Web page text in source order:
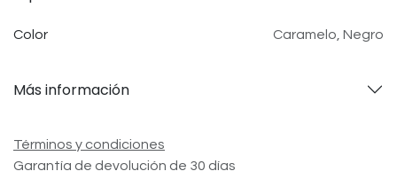
Color Caramelo Negro
Más información
Términos y condiciones
Garantía de devolución de 30 días